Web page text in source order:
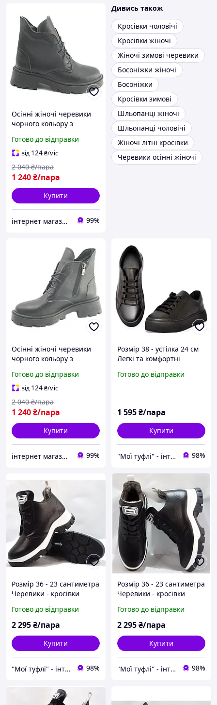
Осінні жіночі черевики
чорного кольору з
шнурівці та блискавки
розмір 37
Готово до відправки
від 124₴/міс
1 240₴/пара
2 040 ₴/пара
Купити
інтернет магазин ОПТИМАЛЬНИЙ ВИБІР 99%
Дивись також
Кросівки чоловічі
Кросівки жіночі
Жіночі зимові черевики
Босоніжки жіночі
Босоніжки
Кросівки зимові
Шльопанці жіночі
Шльопанці чоловічі
Жіночі літні кросівки
Черевики осінні жіночі
Осінні жіночі черевики
чорного кольору з
шнурівці та блискавки
розмір 40
Готово до відправки
від 124₴/міс
1 240₴/пара
2 040 ₴/пара
Купити
інтернет магазин ОПТИМАЛЬНИЙ ВИБІР 99%
Розмір 38 - устілка 24 см
Легкі та комфортні
жіночі черевики, на
Готово до відправки
1 595₴/пара
Купити
"Мої туфлі" - інтернет магазин взуття на всі випадки життя. 98%
Розмір 36 - 23 сантиметра
Черевики - кросівки
чорні Mermaid 03/12
Готово до відправки
2 295₴/пара
Купити
"Мої туфлі" - інтернет магазин взуття на всі випадки життя. 98%
Розмір 36 - 23 сантиметра
Черевики - кросівки
чорні Mermaid 03/12
Готово до відправки
2 295₴/пара
Купити
"Мої туфлі" - інтернет магазин взуття на всі випадки життя. 98%